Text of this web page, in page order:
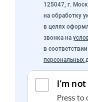
125047, г.
на обработку
в целях
звонка на
в
персональных